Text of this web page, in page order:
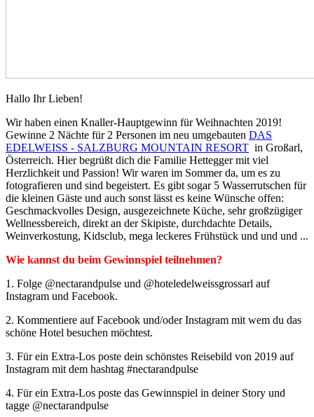
Hallo Ihr Lieben!
Wir haben einen Knaller-Hauptgewinn für Weihnachten 2019!
Gewinne 2 Nächte für 2 Personen im neu umgebauten DAS
EDELWEISS - SALZBURG MOUNTAIN RESORT in Großarl,
Österreich. Hier begrüßt dich die Familie Hettegger mit viel
Herzlichkeit und Passion! Wir waren im Sommer da, um es zu
fotografieren und sind begeistert. Es gibt sogar 5 Wasserrutschen für
die kleinen Gäste und auch sonst lässt es keine Wünsche offen:
Geschmackvolles Design, ausgezeichnete Küche, sehr großzügiger
Wellnessbereich, direkt an der Skipiste, durchdachte Details,
Weinverkostung, Kidsclub, mega leckeres Frühstück und und und ...
Wie kannst du beim Gewinnspiel teilnehmen?
1. Folge @nectarandpulse und @hoteledelweissgrossarl auf
Instagram und Facebook.
2. Kommentiere auf Facebook und/oder Instagram mit wem du das
schöne Hotel besuchen möchtest.
3. Für ein Extra-Los poste dein schönstes Reisebild von 2019 auf
Instagram mit dem hashtag #nectarandpulse
4. Für ein Extra-Los poste das Gewinnspiel in deiner Story und
tagge @nectarandpulse